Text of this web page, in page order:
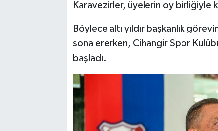
Karavezirler, üyelerin oy birliğiyle
Böylece altı yıldır başkanlık
sona ererken, Cihangir Spor
başladı.